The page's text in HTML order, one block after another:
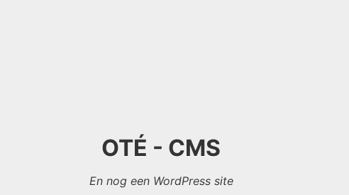
OTÉ - CMS
En nog een WordPress site